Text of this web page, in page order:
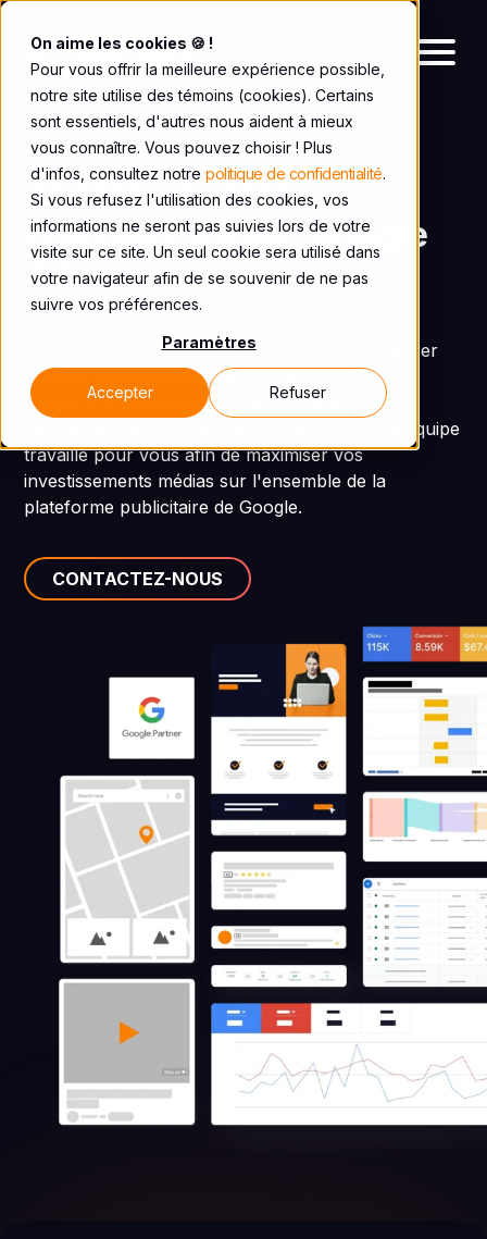
On aime les cookies 🍪 !
Pour vous offrir la meilleure expérience possible,
notre site utilise des témoins (cookies). Certains
sont essentiels, d'autres nous aident à mieux
vous connaître. Vous pouvez choisir ! Plus
d'infos, consultez notre politique de confidentialité.
Si vous refusez l'utilisation des cookies, vos
informations ne seront pas suivies lors de votre
visite sur ce site. Un seul cookie sera utilisé dans
votre navigateur afin de se souvenir de ne pas
suivre vos préférences.
Paramètres
Accepter Refuser
AGENCE GOOGLE ADS À MONTRÉAL
Accélérez votre
croissance avec Google
Ads
Cherchez-vous à augmenter votre visibilité, attirer
plus de nouveaux prospects, à augmenter vos
ventes et à développer votre entreprise? Étant
certifiée en tant qu'agence Google Ads, notre équipe
travaille pour vous afin de maximiser vos
investissements médias sur l'ensemble de la
plateforme publicitaire de Google.
CONTACTEZ-NOUS